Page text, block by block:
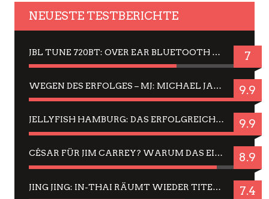
NEUESTE TESTBERICHTE
JBL TUNE 720BT: OVER EAR BLUETOOTH KOPFHÖRER UM DIE 50,-€ IM DAUER-TEST 7
WEGEN DES ERFOLGES – MJ: MICHAEL JACKSON MUSICAL IN EINER MATINEE SEHEN 9.9
JELLYFISH HAMBURG: DAS ERFOLGREICHE SOMMER-MENÜ 2025 IN GEFÜHLEN UND BILDERN 9.9
CÉSAR FÜR JIM CARREY? WARUM DAS EINER DER NERVIGSTEN ACTORS IST UND BLEIBT 8.9
JING JING: IN-THAI RÄUMT WIEDER TITEL AB – EIN ZWEI-STUNDEN-ERLEBNISBERICHT 7.4